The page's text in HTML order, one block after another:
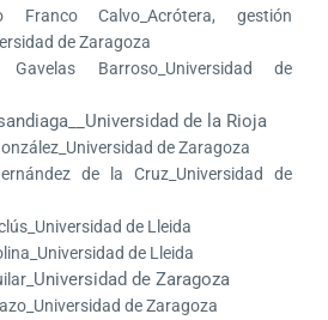
Franco Calvo_Acrótera, gestión
de Zaragoza
Barroso_Universidad de
_Universidad de la Rioja
de Zaragoza
de la Cruz_Universidad de
de Lleida
de Lleida
Universidad de Zaragoza
de Zaragoza